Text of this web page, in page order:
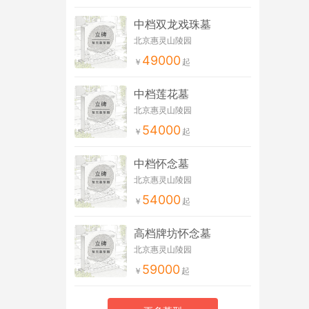
中档双龙戏珠墓
北京惠灵山陵园
49000
中档莲花墓
北京惠灵山陵园
54000
中档怀念墓
北京惠灵山陵园
54000
高档牌坊怀念墓
北京惠灵山陵园
59000